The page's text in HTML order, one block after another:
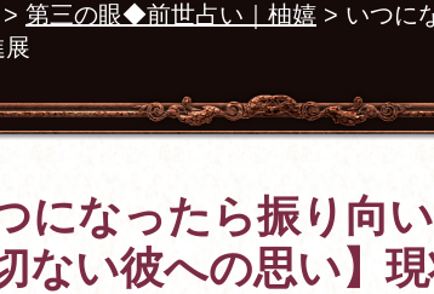
第三の眼◆前世占い｜柚嬉 > いつに
展
になったら振り向
ない彼への思い】